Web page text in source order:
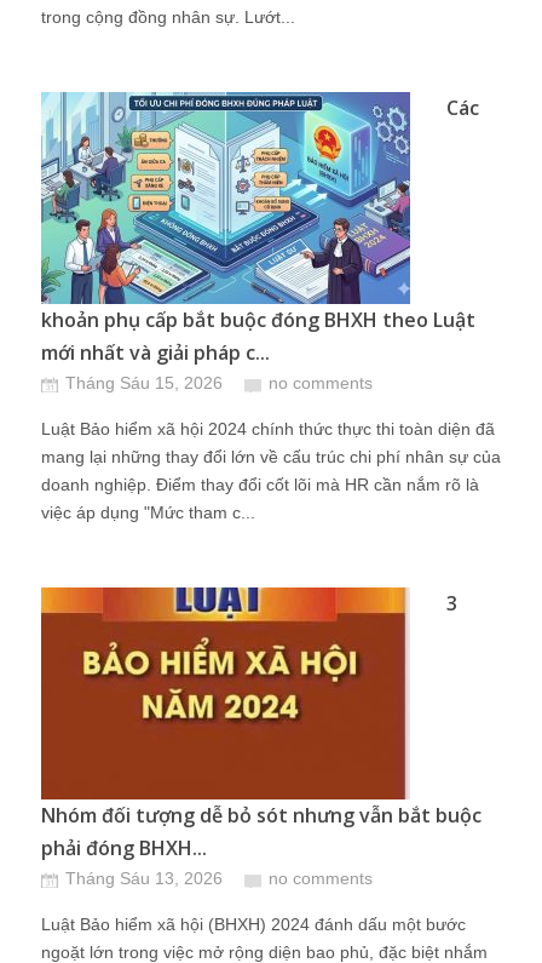
trong cộng đồng nhân sự. Lướt...
Các
khoản phụ cấp bắt buộc đóng BHXH theo Luật
mới nhất và giải pháp c...
Tháng Sáu 15, 2026 no comments
Luật Bảo hiểm xã hội 2024 chính thức thực thi toàn diện đã
mang lại những thay đổi lớn về cấu trúc chi phí nhân sự của
doanh nghiệp. Điểm thay đổi cốt lõi mà HR cần nắm rõ là
việc áp dụng "Mức tham c...
3
Nhóm đối tượng dễ bỏ sót nhưng vẫn bắt buộc
phải đóng BHXH...
Tháng Sáu 13, 2026 no comments
Luật Bảo hiểm xã hội (BHXH) 2024 đánh dấu một bước
ngoặt lớn trong việc mở rộng diện bao phủ, đặc biệt nhắm